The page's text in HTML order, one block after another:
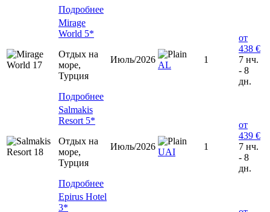
Подробнее
Mirage
World 5*
Отдых на
море,
Турция
Подробнее
Июль/2026
AL
1
от
438 €
7 нч.
- 8
дн.
Salmakis
Resort 5*
Отдых на
море,
Турция
Подробнее
Июль/2026
UAI
1
от
439 €
7 нч.
- 8
дн.
Epirus Hotel
3*